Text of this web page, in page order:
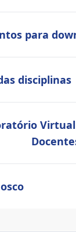
para
disciplinas